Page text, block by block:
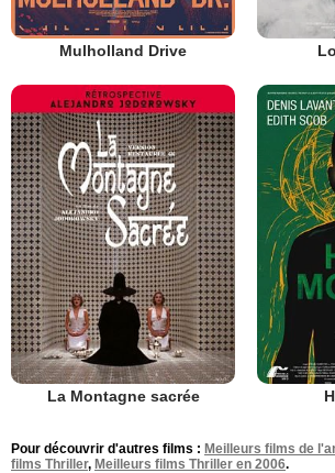
Mulholland Drive
La Montagne sacrée
Pour découvrir d'autres films : Meilleurs films de
films Thriller, Meilleurs films Thriller en 2006.